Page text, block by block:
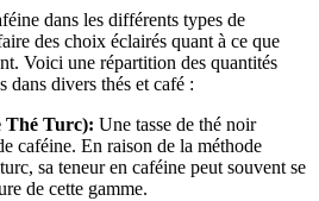
dans les différents types de
des choix éclairés quant à ce que
Voici une répartition des quantités
dans divers thés et café :
Thé Turc): Une tasse de thé noir
caféine. En raison de la méthode
sa teneur en caféine peut souvent se
de cette gamme.